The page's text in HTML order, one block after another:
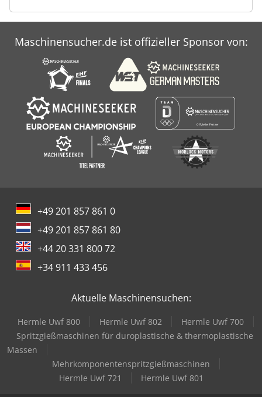
Maschinensucher.de ist offizieller Sponsor von:
+49 201 857 861 0
+49 201 857 861 80
+44 20 331 800 72
+34 911 433 456
Aktuelle Maschinensuchen:
Hermle Uwf 800 Hermle Uwf 802
Hermle Uwf 700
Spritzgießmaschinen für duroplastische & thermoplastische
Massen
Mehrkomponentenspritzgießmaschinen
Hermle Uwf 721
Hermle Uwf 801